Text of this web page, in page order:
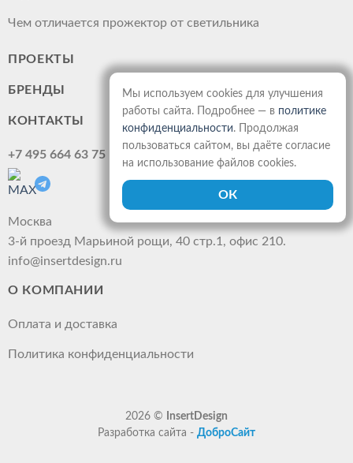
Чем отличается прожектор от светильника
ПРОЕКТЫ
БРЕНДЫ
КОНТАКТЫ
+7 495 664 63 75
Москва
3-й проезд Марьиной рощи, 40 стр.1, офис 210.
info@insertdesign.ru
О КОМПАНИИ
Оплата и доставка
Политика конфиденциальности
2026 ©
InsertDesign
Разработка сайта - ДоброСайт
Мы используем cookies для улучшения
работы сайта. Подробнее — в политике
конфиденциальности. Продолжая
пользоваться сайтом, вы даёте согласие
на использование файлов cookies.